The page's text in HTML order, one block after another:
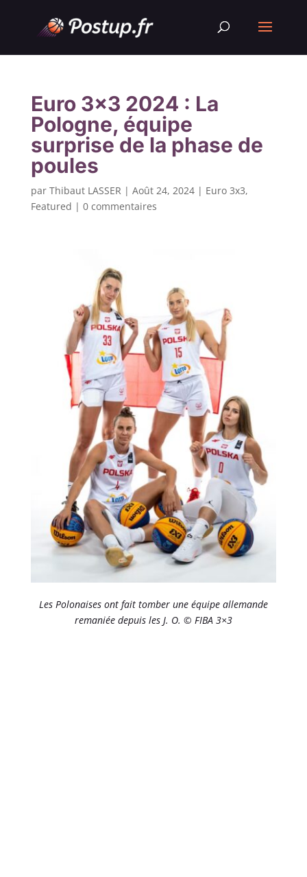
Euro 3×3 2024 : La
Pologne, équipe
surprise de la phase de
poules
par Thibaut LASSER | Août 24, 2024| Euro 3x3,
Featured | 0 commentaires
Les Polonaises ont fait tomber une équipe allemande
remaniée depuis les J. O. © FIBA 3×3